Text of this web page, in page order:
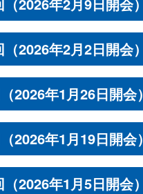
2026年2月2日開会）
2026年1月26日開会）
2026年1月19日開会）
2026年1月5日開会）